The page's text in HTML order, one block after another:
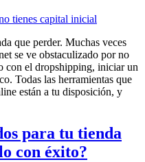
que perder. Muchas veces
se ve obstaculizado por no
con el dropshipping, iniciar un
Todas las herramientas que
están a tu disposición, y
para tu tienda
con éxito?